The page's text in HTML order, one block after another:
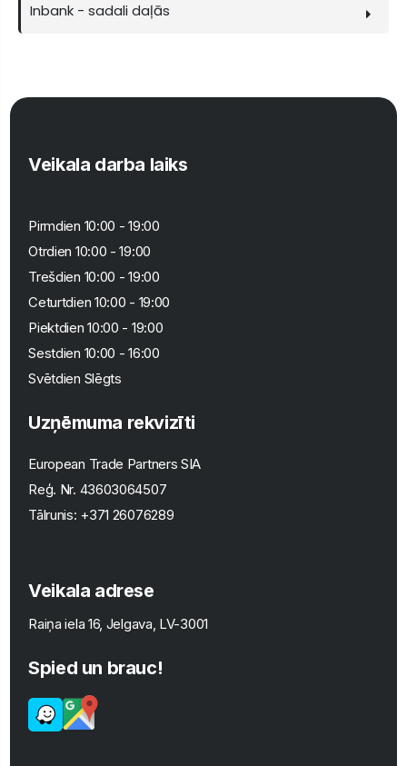
Inbank - sadali daļās
Veikala darba laiks
Pirmdien 10:00 - 19:00
Otrdien 10:00 - 19:00
Trešdien 10:00 - 19:00
Ceturtdien 10:00 - 19:00
Piektdien 10:00 - 19:00
Sestdien 10:00 - 16:00
Svētdien Slēgts
Uzņēmuma rekvizīti
European Trade Partners SIA
Reģ. Nr. 43603064507
Tālrunis: +371 26076289
Veikala adrese
Raiņa iela 16, Jelgava, LV-3001
Spied un brauc!